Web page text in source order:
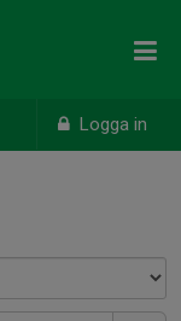
Logga in